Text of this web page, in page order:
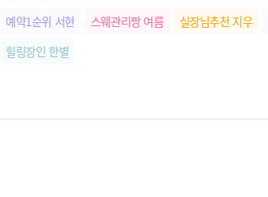
예약1순위 서현 스웨관리짱 여름 실장님추천 지우
힐링장인 한별